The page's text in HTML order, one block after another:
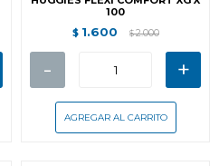
100
$ 1.600 $ 2.000
- +